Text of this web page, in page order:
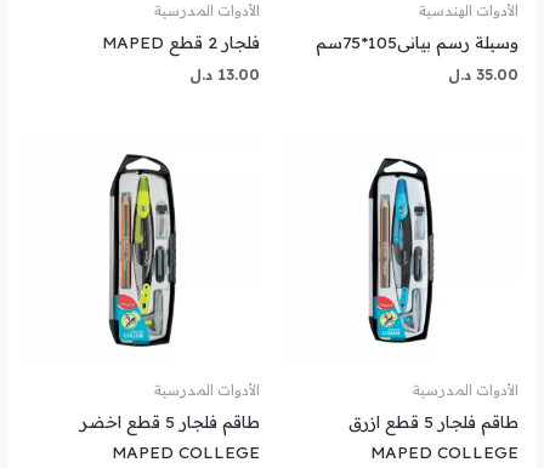
الأدوات الهندسية
وسيلة رسم بيانى105*75سم
35.00 د.ل
الأدوات المدرسية
فلجار 2 قطع MAPED
13.00 د.ل
الأدوات المدرسية
طاقم فلجار 5 قطع ازرق
MAPED COLLEGE
الأدوات المدرسية
طاقم فلجار 5 قطع اخضر
MAPED COLLEGE